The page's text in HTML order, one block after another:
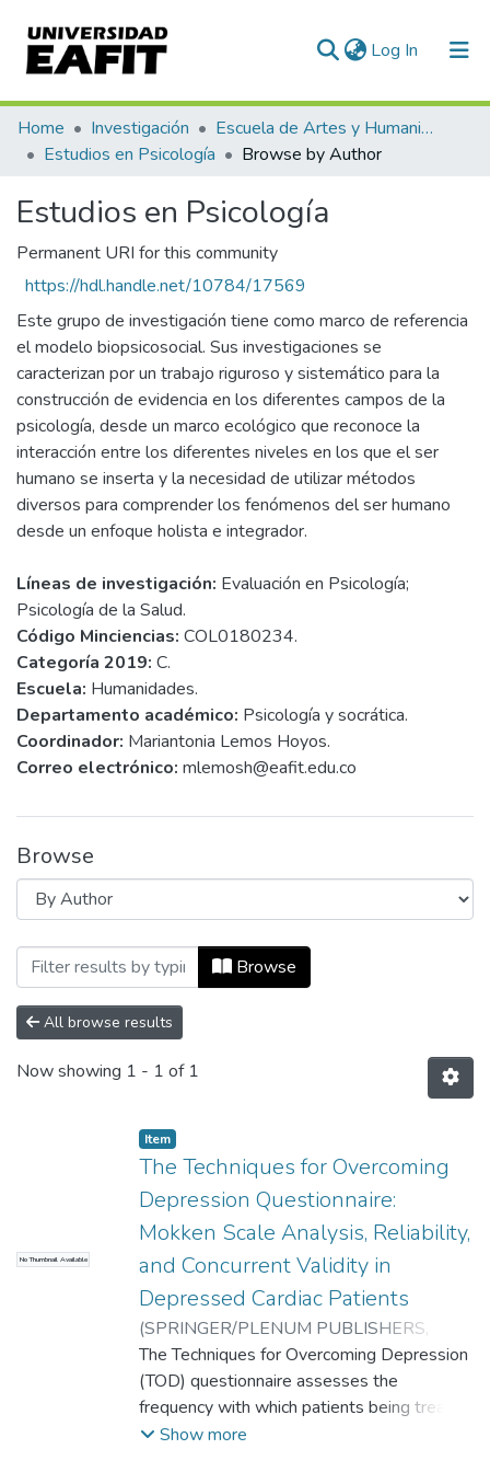
Log In (current)
Communities & Collections
All of DSpace
Home Investigación
Escuela de Artes y Humanidades
Estudios en Psicología
Browse by Author
Estudios en Psicología
Permanent URI for this community
https://hdl.handle.net/10784/17569
Este grupo de investigación tiene como marco de referencia
el modelo biopsicosocial. Sus investigaciones se
caracterizan por un trabajo riguroso y sistemático para la
construcción de evidencia en los diferentes campos de la
psicología, desde un marco ecológico que reconoce la
interacción entre los diferentes niveles en los que el ser
humano se inserta y la necesidad de utilizar métodos
diversos para comprender los fenómenos del ser humano
desde un enfoque holista e integrador.
Líneas de investigación: Evaluación en Psicología;
Psicología de la Salud.
Código Minciencias: COL0180234.
Categoría 2019: C.
Escuela: Humanidades.
Departamento académico: Psicología y socrática.
Coordinador: Mariantonia Lemos Hoyos.
Correo electrónico: mlemosh@eafit.edu.co
Browse
Browsing Estudios en Psicología by
Browse
All browse results
Now showing 1 - 1 of 1
No Thumbnail Available
Item
The Techniques for Overcoming
Depression Questionnaire:
Mokken Scale Analysis, Reliability,
and Concurrent Validity in
Depressed Cardiac Patients
(SPRINGER/PLENUM PUBLISHERS,
2017-02-01)Freedland, K.E.;Lemos, M.;
Doyle, F.;Steinmeyer, B.C.;Csik, I.;
R.M.;Freedland, K.E.; Lemos, M.;Doyle, F.
Steinmeyer, B.C.
The Techniques for Overcoming Depression
(TOD) questionnaire assesses the
frequency with which patients being treated
for depression use cognitive-behavioral
Show more